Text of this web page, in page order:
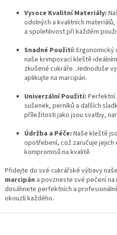
v
ý
p
s
u
Vysoce Kvalitní Materiály:
odolných a kvalitních
a spolehlivost při každém
Snadné Použití: Ergonomický
naše krimpovací kleště
zkušené cukráře. Jednoduše
aplikujte na marcipán.
Univerzální Použití: Perfektní
sušenek, perníků a dalších
příležitosti jako jsou svatby,
Údržba a Péče: Naše kleště
opotřebení, což zaručuje jejich
kompromisů na kvalitě.
Přidejte do své cukrářské výbavy naše
marcipán a povzneste své pečení na
dosáhnete perfektních a
okouzlí každého.